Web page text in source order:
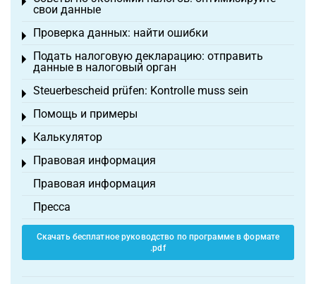
свои данные
Проверка данных: найти ошибки
Toggle menu
Подать налоговую декларацию: отправить
данные в налоговый орган
Toggle menu
Steuerbescheid prüfen: Kontrolle muss sein
Toggle menu
Помощь и примеры
Toggle menu
Калькулятор
Toggle menu
Правовая информация
Toggle menu
Правовая информация
Пресса
Скачать бесплатное руководство по программе в формате
.pdf